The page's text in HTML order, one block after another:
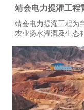
靖会电力提灌工程
案
靖会电力提灌工程为
农业扬水灌溉及生态
苛。本项目全域规模
署高压软起动柜80余
运、迭代升级。2015
长期工况验证，运行